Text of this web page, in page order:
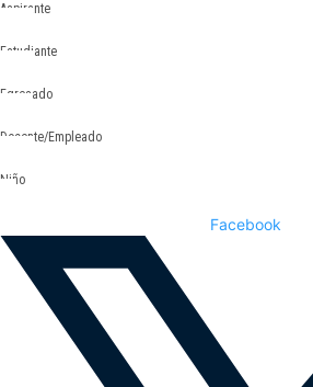
Aspirante
Estudiante
Egresado
Docente/Empleado
Niño
Facebook